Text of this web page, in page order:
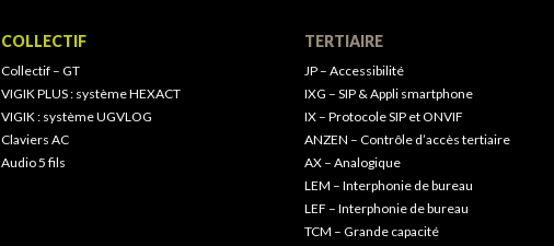
COLLECTIF
Collectif – GT
VIGIK PLUS : système HEXACT
VIGIK : système UGVLOG
Claviers AC
Audio 5 fils
TERTIAIRE
JP – Accessibilité
IXG – SIP & Appli smartphone
IX – Protocole SIP et ONVIF
ANZEN – Contrôle d’accès tertiaire
AX – Analogique
LEM – Interphonie de bureau
LEF – Interphonie de bureau
TCM – Grande capacité